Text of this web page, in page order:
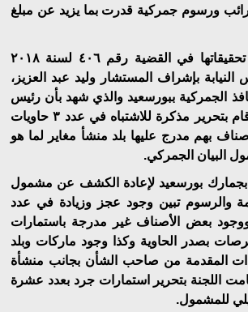
ورسوم جمركية قدرت بما يزيد عن مبلغ
باشرت نيابة بورسعيد - القسم الثالث تحقيقاتها في القضية رقم ٤٠٦ لسنة ٢٠١٨
بإشراف المستشار وليد عبد العزيز،
الجمركية ببورسعيد والذي شهد بأن رئيس
مباحث المنفذ الجمركي -منفذ الإفراج- قام بتحرير مذكرة للاشتباه في عدد ٣ حاويات
بهم مدرج عليها بلد منشأ مغاير لما هو
البيان الجمركي.
بورسعيد لإعادة الكشف عن مشمول
والرسوم تبين وجود عجز وزيادة في عدد
،ووجود بعض الأصناف غير مدرجة باستمارات
بصدر الحاوية وكذا وجود ماركات وبلد
المقدمة من صاحب الشأن بجانب منشأة
اللجنة بتحرير استمارات جرد بعدد عشرة
للمشمول.